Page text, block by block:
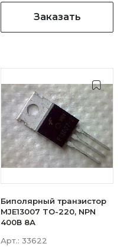
Заказать
Биполярный транзистор
MJE13007 TO-220, NPN
400В 8А
Арт.: 33622